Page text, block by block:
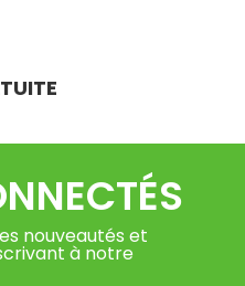
nouveautés et
à notre